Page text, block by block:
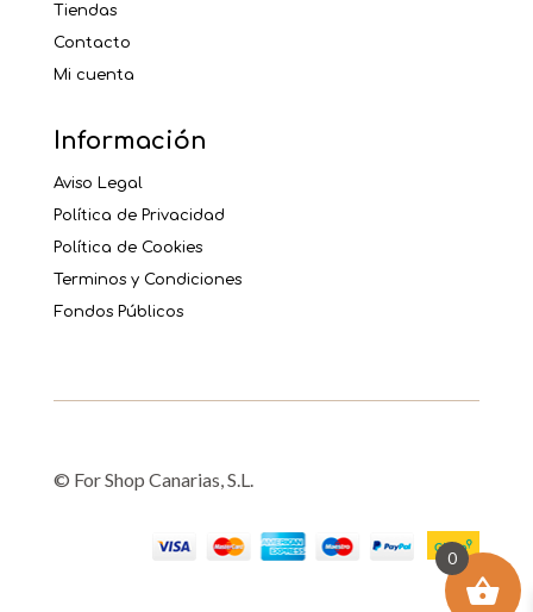
Tiendas
Contacto
Mi cuenta
Información
Aviso Legal
Política de Privacidad
Política de Cookies
Terminos y Condiciones
Fondos Públicos
© For Shop Canarias, S.L.
0